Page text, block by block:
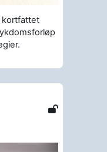
kortfattet